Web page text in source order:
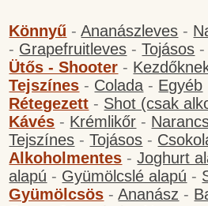
Könnyű -Ananászleves -
- Grapefruitleves -Tojásos
Ütős - Shooter -
Tejszínes - Colada - Egyéb
Rétegezett - Shot (csak
Kávés - Krémlikőr -
Tejszínes -Tojásos -
Alkoholmentes -Joghurt
alapú - Gyümölcslé alapú -
Gyümölcsös -Ananász -